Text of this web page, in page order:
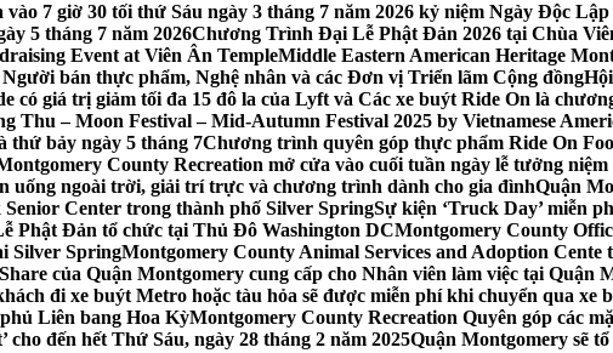
vào 7 giờ 30 tối thứ Sáu ngày 3 tháng 7 năm 2026 kỷ niệm Ngày Độc
5 tháng 7 năm 2026Chương Trình Đại Lễ Phật Đản 2026 tại Chùa
Event at Viên Ân TempleMiddle Eastern American Heritage
bán thực phẩm, Nghệ nhân và các Đơn vị Triển lãm Cộng đồng
có giá trị giảm tối đa 15 đô la của Lyft và Các xe buýt Ride On là
Thu – Moon Festival – Mid-Autumn Festival 2025 by Vietnamese
thứ bảy ngày 5 tháng 7Chương trình quyên góp thực phẩm Ride On
County Recreation mở cửa vào cuối tuần ngày lễ tưởng
uống ngoài trời, giải trí trực và chương trình dành cho gia đìnhQuận
Senior Center trong thành phố Silver SpringSự kiện ‘Truck Day’ miễn
Phật Đản tổ chức tại Thủ Đô Washington DCMontgomery County
Silver SpringMontgomery County Animal Services and Adoption Cente
của Quận Montgomery cung cấp cho Nhân viên làm việc tại Quận
đi xe buýt Metro hoặc tàu hỏa sẽ được miễn phí khi chuyển qua xe
Liên bang Hoa KỳMontgomery County Recreation Quyên góp các
cho đến hết Thứ Sáu, ngày 28 tháng 2 năm 2025Quận Montgomery sẽ